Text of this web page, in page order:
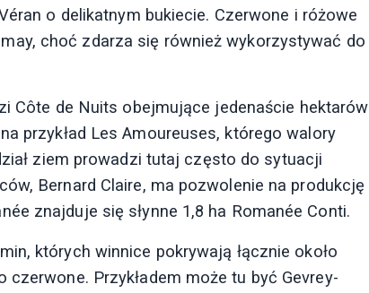
o delikatnym bukiecie. Czerwone i różowe
choć zdarza się również wykorzystywać do
Côte de Nuits obejmujące jedenaście hektarów
przykład Les Amoureuses, którego walory
ziem prowadzi tutaj często do sytuacji
Bernard Claire, ma pozwolenie na produkcję
znajduje się słynne 1,8 ha Romanée Conti.
których winnice pokrywają łącznie około
Przykładem może tu być Gevrey-